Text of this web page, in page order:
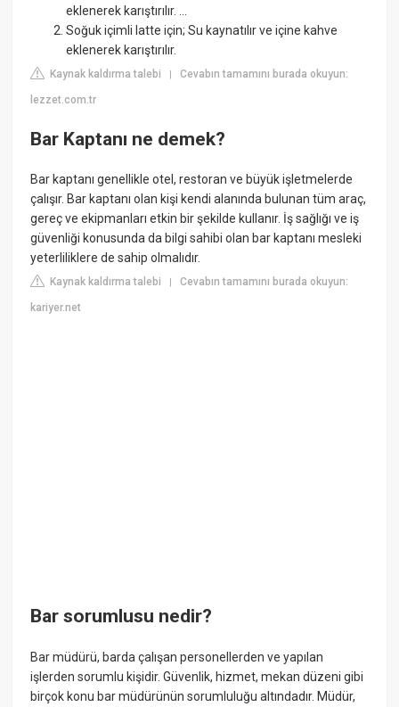
eklenerek karıştırılır. ...
Soğuk içimli latte için; Su kaynatılır ve içine kahve
eklenerek karıştırılır.
Kaynak kaldırma talebi |Cevabın tamamını burada okuyun:
lezzet.com.tr
Bar Kaptanı ne demek?
Bar kaptanı genellikle otel, restoran ve büyük işletmelerde
çalışır. Bar kaptanı olan kişi kendi alanında bulunan tüm araç,
gereç ve ekipmanları etkin bir şekilde kullanır. İş sağlığı ve iş
güvenliği konusunda da bilgi sahibi olan bar kaptanı mesleki
yeterliliklere de sahip olmalıdır.
Kaynak kaldırma talebi |Cevabın tamamını burada okuyun:
kariyer.net
Bar sorumlusu nedir?
Bar müdürü, barda çalışan personellerden ve yapılan
işlerden sorumlu kişidir. Güvenlik, hizmet, mekan düzeni gibi
birçok konu bar müdürünün sorumluluğu altındadır. Müdür,